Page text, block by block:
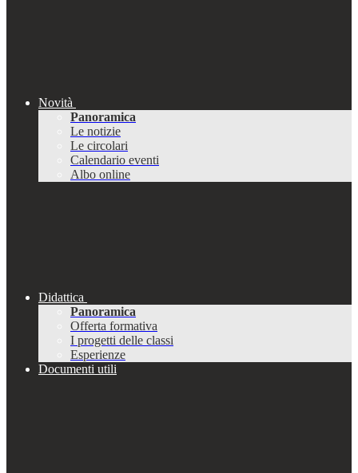
Novità
Panoramica
Le notizie
Le circolari
Calendario eventi
Albo online
Didattica
Panoramica
Offerta formativa
I progetti delle classi
Esperienze
Documenti utili